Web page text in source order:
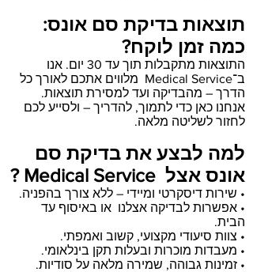
תוצאות בדיקת סם אונס:
כמה זמן לוקח?
התוצאות מתקבלות תוך עד 30 יום. אנו
ב־Medical Service מלווים אתכם לאורך כל
הדרך – מהבדיקה ועד למסירת תוצאות.
אנחנו כאן כדי לתמוך, להדריך – ולסייע לכם
לחזור לשליטה מלאה.
למה לבצע את בדיקת סם
אונס אצל Medical Service ?
• שירות דיסקרטי ומיידי – ללא צורך בהפניה.
• אפשרות לבדיקה אצלנו או באיסוף עד
הבית.
• צוות סיעודי מקצועי, קשוב ואמפתי.
• מעבדות מוכרות ובעלות תקן בינלאומי.
• זמינות גבוהה, שמירה מלאה על סודיות.